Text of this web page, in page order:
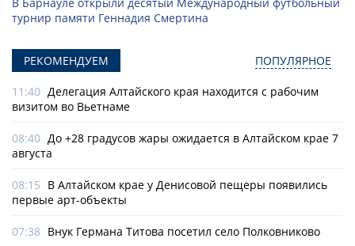
турнир памяти Геннадия Смертина
РЕКОМЕНДУЕМ ПОПУЛЯРНОЕ
11:40 Делегация Алтайского края находится с рабочим
визитом во Вьетнаме
08:40 До +28 градусов жары ожидается в Алтайском крае 7
августа
08:15 В Алтайском крае у Денисовой пещеры появились
первые арт-объекты
07:38 Внук Германа Титова посетил село Полковниково